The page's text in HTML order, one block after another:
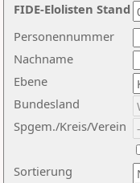
Nachname
Ebene
Sortierung
Personennummer
Bundesland
Spgem./Kreis/Verein
FIDE-Elolisten Stand